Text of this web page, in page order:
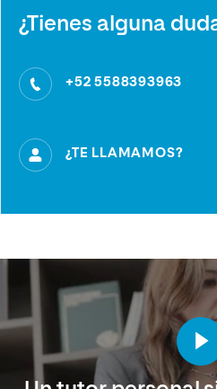
¿Tienes alguna
+52 5588393963
¿TE LLAMAMOS?